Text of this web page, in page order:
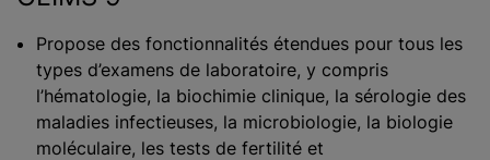
Propose des fonctionnalités étendues pour tous les
types d’examens de laboratoire, y compris
l’hématologie, la biochimie clinique, la sérologie des
maladies infectieuses, la microbiologie, la biologie
moléculaire, les tests de fertilité et